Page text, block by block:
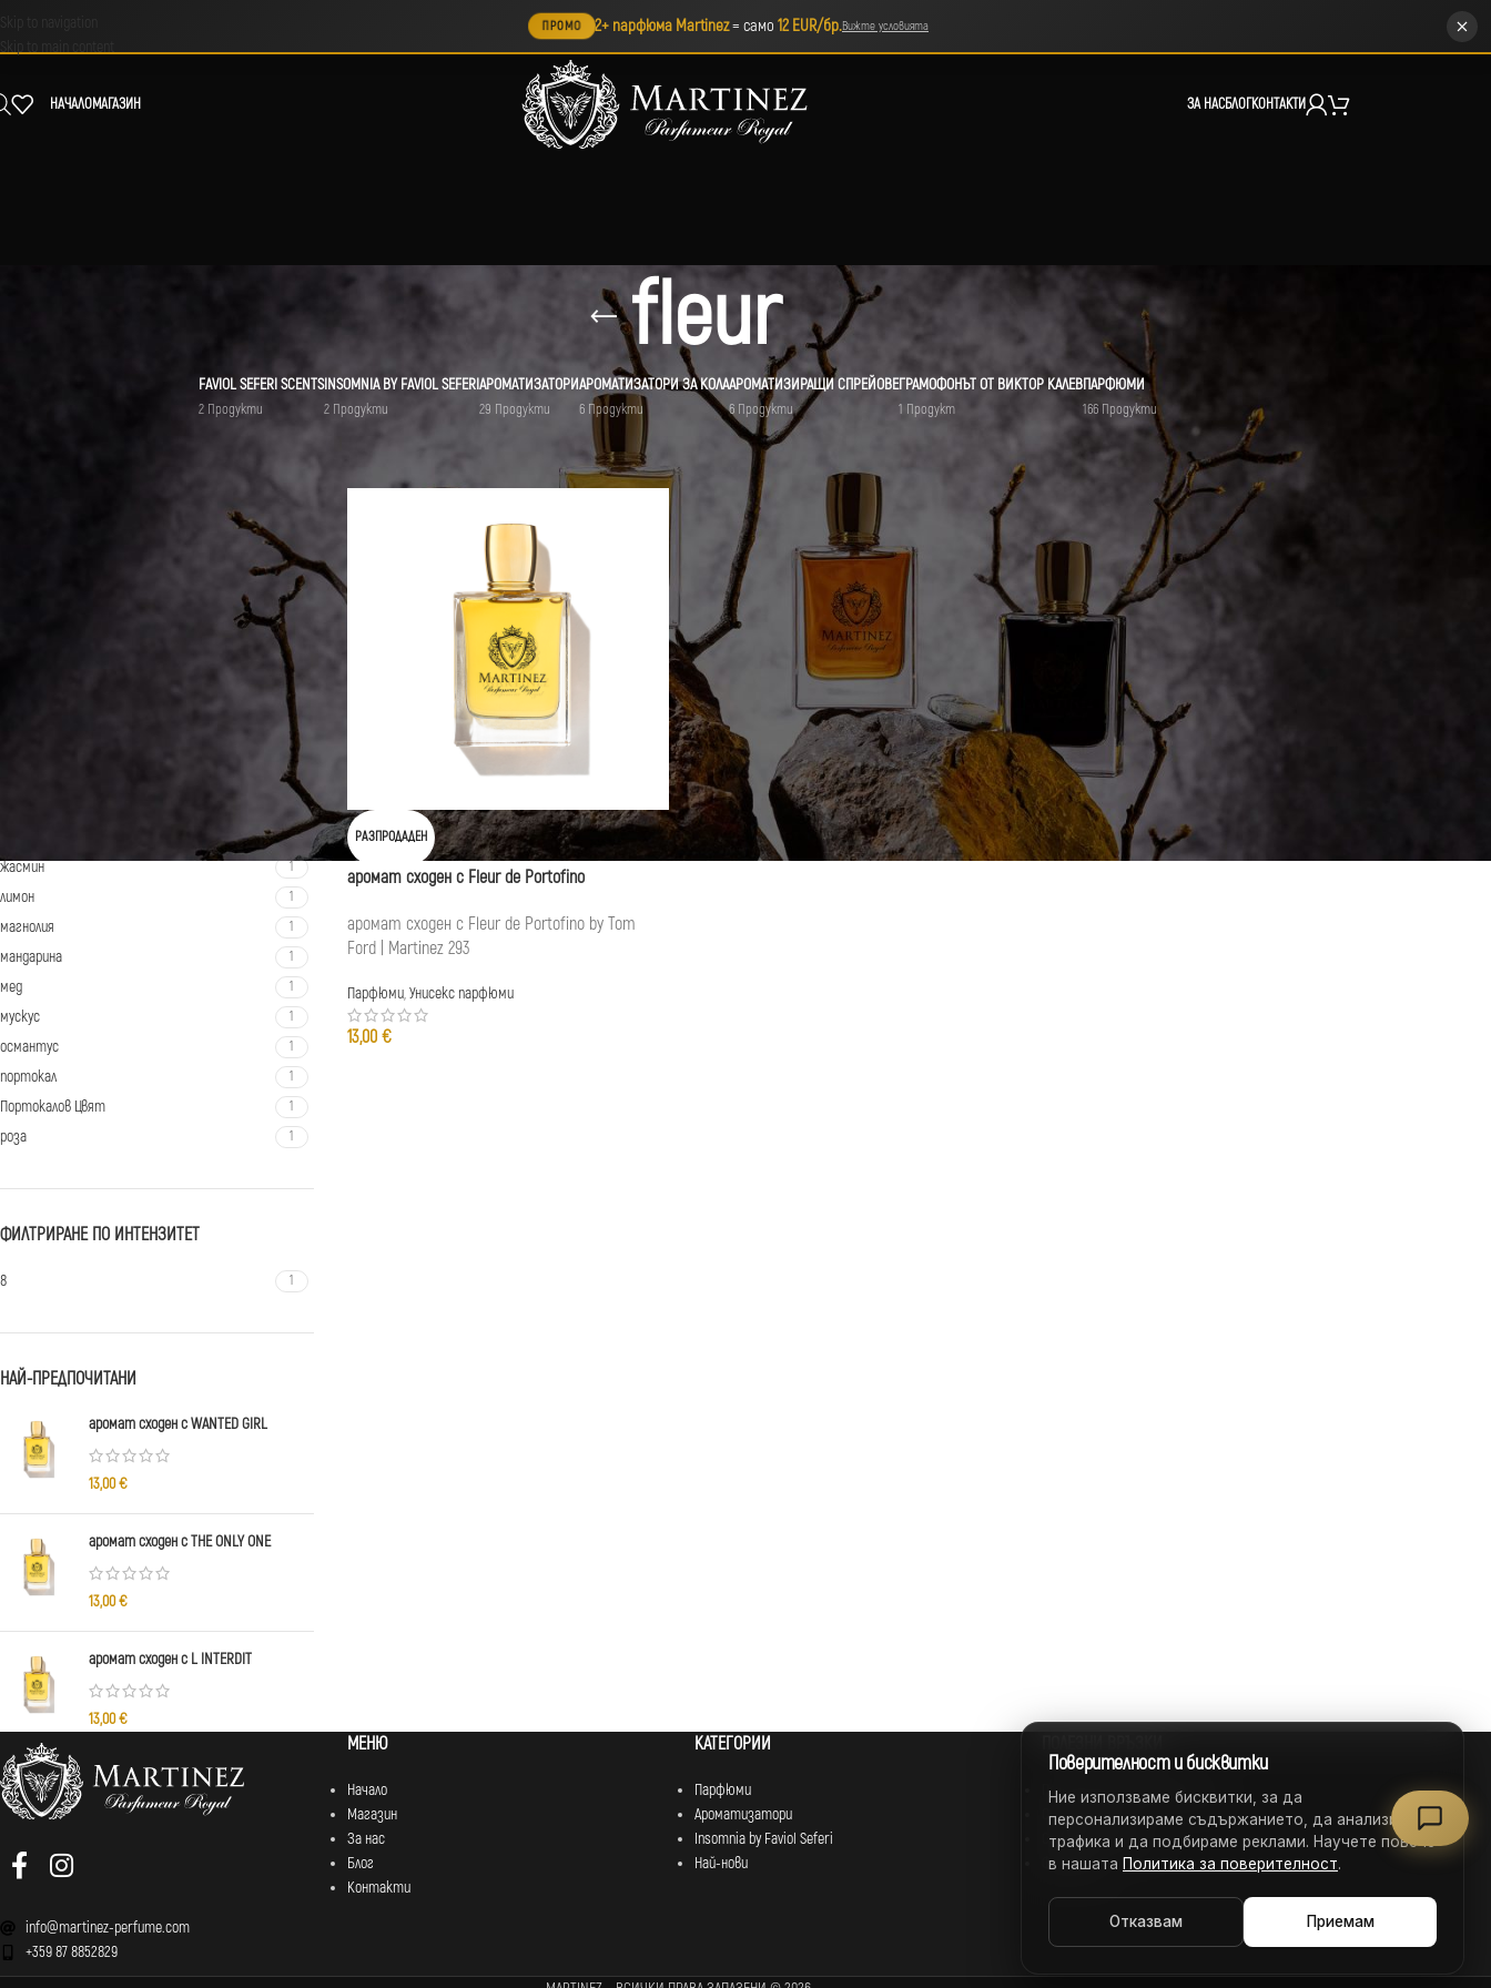
ПРОМО 2+ парфюма Martinez= само 12 EUR/бр.Вижте условията
Skip to navigation
Skip to main content
НАЧАЛОМАГАЗИН ЗА НАСБЛОГКОНТАКТИ
fleur
FAVIOL SEFERI SCENTS
2 Продукти
INSOMNIA BY FAVIOL SEFERI
2 Продукти
АРОМАТИЗАТОРИ
29 Продукти
АРОМАТИЗАТОРИ ЗА КОЛА
6 Продукти
АРОМАТИЗИРАЩИ СПРЕЙОВЕ
6 Продукти
ГРАМОФОНЪТ ОТ ВИКТОР КАЛЕВ
1 Продукт
ПАРФЮМИ
166 Продукти
1
1
1
жасмин 1
лимон 1
магнолия 1
мандарина 1
мед 1
мускус 1
османтус 1
портокал 1
Портокалов Цвят 1
роза 1
ФИЛТРИРАНЕ ПО ИНТЕНЗИТЕТ
8 1
НАЙ-ПРЕДПОЧИТАНИ
аромат сходен с WANTED GIRL
13,00€
аромат сходен с THE ONLY ONE
13,00€
аромат сходен с L INTERDIT
13,00€
РАЗПРОДАДЕН
аромат сходен с Fleur de Portofino
аромат сходен с Fleur de Portofino by Tom
Ford | Martinez 293
Парфюми,Унисекс парфюми
13,00 €
info@martinez-perfume.com
+359 87 8852829
МЕНЮ
Начало
Магазин
За нас
Блог
Контакти
КАТЕГОРИИ
Парфюми
Ароматизатори
Insomnia by Faviol Seferi
Най-нови
Политика за поверителност
Общи условия
Отворени позиции
Франчайз
Поверителност и бисквитки
Ние използваме бисквитки, за да
персонализираме съдържанието, да анализираме
трафика и да подбираме реклами. Научете повече
в нашата Политика за поверителност.
Отказвам Приемам